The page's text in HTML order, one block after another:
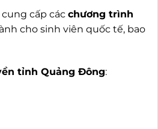
cấp các chương trình
cho sinh viên quốc tế, bao
tỉnh Quảng Đông: